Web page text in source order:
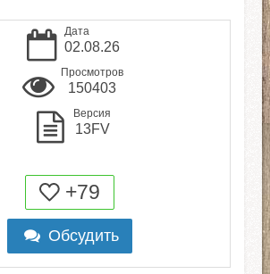
Дата
02.08.26
Просмотров
150403
Версия
13FV
+79
Обсудить